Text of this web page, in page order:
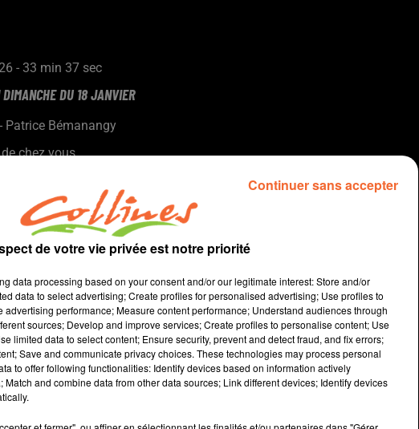
- 33 min 37 sec
DU 18 JANVIER
Patrice Bémanangy
chez vous
: football - basket - handball - tennis - course à
des sentiers bressuirais ( photo crédit Sport 79
33 min 37 sec
de votre vie privée est notre priorité
data processing based on your consent and/or our legitimate interest: Store and/or
data to select advertising; Create profiles for personalised advertising; Use profiles to
performance; Measure content performance; Understand audiences through
sources; Develop and improve services; Create profiles to personalise content; Use
limited data to select content; Ensure security, prevent and detect fraud, and fix errors;
Save and communicate privacy choices. These technologies may process personal
to offer following functionalities: Identify devices based on information actively
and combine data from other data sources; Link different devices; Identify devices
Continuer sans accepter